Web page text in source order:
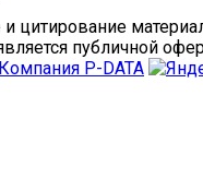
цитирование
публичной
Компания P-DATA